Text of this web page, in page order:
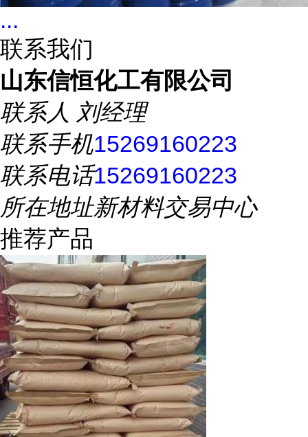
...
联系我们
山东信恒化工有限公司
联系人 刘经理
联系手机15269160223
联系电话15269160223
所在地址新材料交易中心
推荐产品